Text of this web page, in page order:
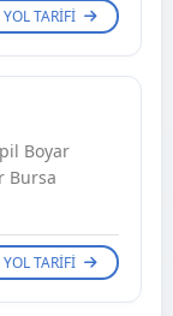
TARIFI
Boyar
Bursa
TARIFI